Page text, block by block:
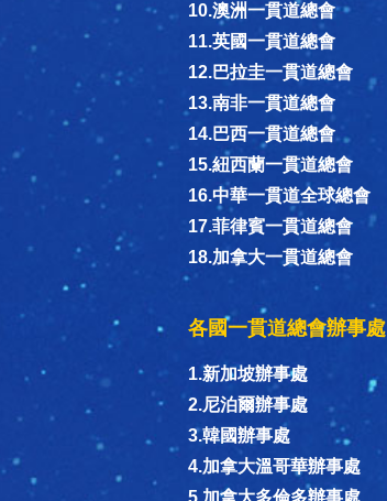
10.澳洲一貫道總會
11.英國一貫道總會
12.巴拉圭一貫道總會
13.南非一貫道總會
14.巴西一貫道總會
15.紐西蘭一貫道總會
16.中華一貫道全球總會
17.菲律賓一貫道總會
18.加拿大一貫道總會
各國一貫道總會辦事處
1.新加坡辦事處
2.尼泊爾辦事處
3.韓國辦事處
4.加拿大溫哥華辦事處